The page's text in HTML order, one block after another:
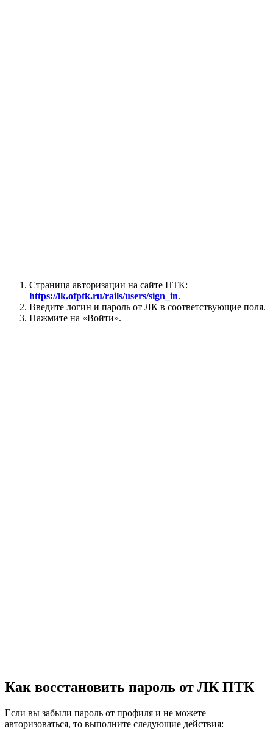
Страница авторизации на сайте ПТК:
https://lk.ofptk.ru/rails/users/sign_in.
Введите логин и пароль от ЛК в соответствующие поля.
Нажмите на «Войти».
Как восстановить пароль от ЛК ПТК
Если вы забыли пароль от профиля и не можете
авторизоваться, то выполните следующие действия: